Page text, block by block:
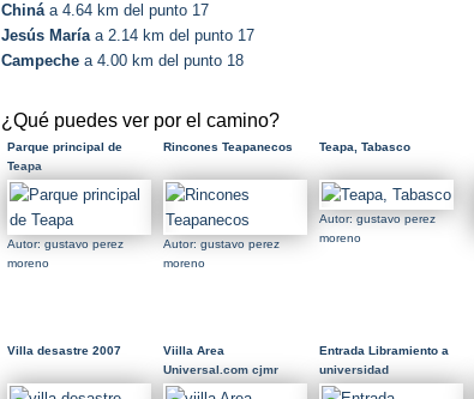
Chináa 4.64 km del punto 17
Jesús Maríaa 2.14 km del punto 17
Campeche a 4.00 km del punto 18
¿Qué puedes ver por el camino?
Parque principal de
Teapa
Autor: gustavo perez
moreno
Rincones Teapanecos
Autor: gustavo perez
moreno
Teapa, Tabasco
Autor: gustavo perez
moreno
Villa desastre 2007
Viilla Area
Universal.com cjmr
Entrada Libramiento a
universidad